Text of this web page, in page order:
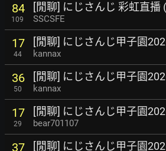
84
109
[閒聊] にじさんじ 彩虹直播
SSCSFE
17
44
[閒聊] にじさんじ甲子園
kannax
36
50
[閒聊] にじさんじ甲子園
kannax
17
29
[閒聊] にじさんじ甲子園
bear701107
37 [閒聊] にじさんじ甲子園